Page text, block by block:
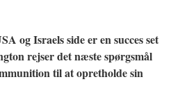
og Israels side er en succes set
rejser det næste spørgsmål
til at opretholde sin